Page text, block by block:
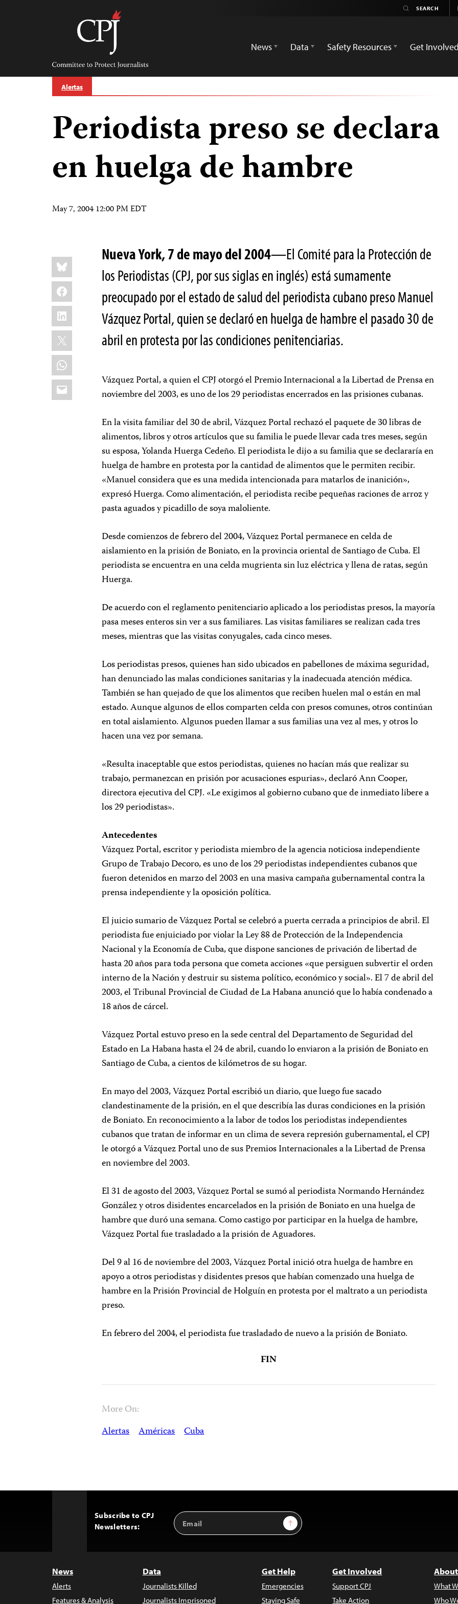
Committee
Protect
Journalists
News
Data Safety Resources Get Involved
Alertas
Periodista preso se declara
en huelga de hambre
May 7, 2004 12:00 PM EDT
Share
this:
Bluesky
Facebook
LinkedIn
X
WhatsApp
Email
Nueva York, 7 de mayo del 2004—El Comité para la Protección de
los Periodistas (CPJ, por sus siglas en inglés) está sumamente
preocupado por el estado de salud del periodista cubano preso Manuel
Vázquez Portal, quien se declaró en huelga de hambre el pasado 30 de
abril en protesta por las condiciones penitenciarias.
Vázquez Portal, a quien el CPJ otorgó el Premio Internacional a la Libertad de Prensa en
noviembre del 2003, es uno de los 29 periodistas encerrados en las prisiones cubanas.
En la visita familiar del 30 de abril, Vázquez Portal rechazó el paquete de 30 libras de
alimentos, libros y otros artículos que su familia le puede llevar cada tres meses, según
su esposa, Yolanda Huerga Cedeño. El periodista le dijo a su familia que se declararía en
huelga de hambre en protesta por la cantidad de alimentos que le permiten recibir.
«Manuel considera que es una medida intencionada para matarlos de inanición»,
expresó Huerga. Como alimentación, el periodista recibe pequeñas raciones de arroz y
pasta aguados y picadillo de soya maloliente.
Desde comienzos de febrero del 2004, Vázquez Portal permanece en celda de
aislamiento en la prisión de Boniato, en la provincia oriental de Santiago de Cuba. El
periodista se encuentra en una celda mugrienta sin luz eléctrica y llena de ratas, según
Huerga.
De acuerdo con el reglamento penitenciario aplicado a los periodistas presos, la mayoría
pasa meses enteros sin ver a sus familiares. Las visitas familiares se realizan cada tres
meses, mientras que las visitas conyugales, cada cinco meses.
Los periodistas presos, quienes han sido ubicados en pabellones de máxima seguridad,
han denunciado las malas condiciones sanitarias y la inadecuada atención médica.
También se han quejado de que los alimentos que reciben huelen mal o están en mal
estado. Aunque algunos de ellos comparten celda con presos comunes, otros continúan
en total aislamiento. Algunos pueden llamar a sus familias una vez al mes, y otros lo
hacen una vez por semana.
«Resulta inaceptable que estos periodistas, quienes no hacían más que realizar su
trabajo, permanezcan en prisión por acusaciones espurias», declaró Ann Cooper,
directora ejecutiva del CPJ. «Le exigimos al gobierno cubano que de inmediato libere a
los 29 periodistas».
Antecedentes
Vázquez Portal, escritor y periodista miembro de la agencia noticiosa independiente
Grupo de Trabajo Decoro, es uno de los 29 periodistas independientes cubanos que
fueron detenidos en marzo del 2003 en una masiva campaña gubernamental contra la
prensa independiente y la oposición política.
El juicio sumario de Vázquez Portal se celebró a puerta cerrada a principios de abril. El
periodista fue enjuiciado por violar la Ley 88 de Protección de la Independencia
Nacional y la Economía de Cuba, que dispone sanciones de privación de libertad de
hasta 20 años para toda persona que cometa acciones «que persiguen subvertir el orden
interno de la Nación y destruir su sistema político, económico y social». El 7 de abril del
2003, el Tribunal Provincial de Ciudad de La Habana anunció que lo había condenado a
18 años de cárcel.
Vázquez Portal estuvo preso en la sede central del Departamento de Seguridad del
Estado en La Habana hasta el 24 de abril, cuando lo enviaron a la prisión de Boniato en
Santiago de Cuba, a cientos de kilómetros de su hogar.
En mayo del 2003, Vázquez Portal escribió un diario, que luego fue sacado
clandestinamente de la prisión, en el que describía las duras condiciones en la prisión
de Boniato. En reconocimiento a la labor de todos los periodistas independientes
cubanos que tratan de informar en un clima de severa represión gubernamental, el CPJ
le otorgó a Vázquez Portal uno de sus Premios Internacionales a la Libertad de Prensa
en noviembre del 2003.
El 31 de agosto del 2003, Vázquez Portal se sumó al periodista Normando Hernández
González y otros disidentes encarcelados en la prisión de Boniato en una huelga de
hambre que duró una semana. Como castigo por participar en la huelga de hambre,
Vázquez Portal fue trasladado a la prisión de Aguadores.
Del 9 al 16 de noviembre del 2003, Vázquez Portal inició otra huelga de hambre en
apoyo a otros periodistas y disidentes presos que habían comenzado una huelga de
hambre en la Prisión Provincial de Holguín en protesta por el maltrato a un periodista
preso.
En febrero del 2004, el periodista fue trasladado de nuevo a la prisión de Boniato.
FIN
More On:
Alertas Américas Cuba
Subscribe to CPJ
Newsletters:
Email
Address
Sign Up
News
Alerts
Features & Analysis
Data
Journalists Killed
Journalists Imprisoned
Get Help
Emergencies
Staying Safe
Get Involved
Support CPJ
Take Action
What
Who